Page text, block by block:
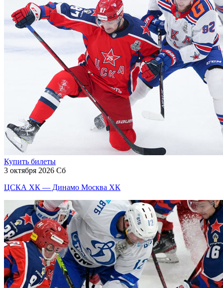
Купить билеты
3 октября 2026 Сб
ЦСКА ХК — Динамо Москва ХК